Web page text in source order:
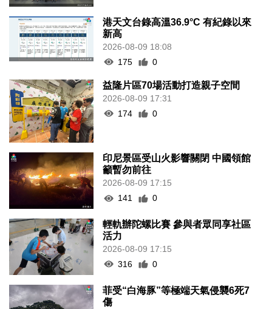
港天文台錄高溫36.9°C 有紀錄以來
新高
2026-08-09 18:08
175
0
益隆片區70場活動打造親子空間
2026-08-09 17:31
174
0
印尼景區受山火影響關閉 中國領館
籲暫勿前往
2026-08-09 17:15
141
0
輕軌辦陀螺比賽 參與者眾同享社區
活力
2026-08-09 17:15
316
0
菲受“白海豚”等極端天氣侵襲6死7
傷